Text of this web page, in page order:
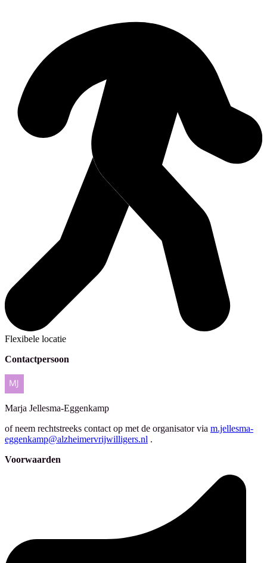
Flexibele locatie
Contactpersoon
Marja Jellesma-Eggenkamp
of neem rechtstreeks contact op met de organisator via m.jellesma-
eggenkamp@alzheimervrijwilligers.nl .
Voorwaarden